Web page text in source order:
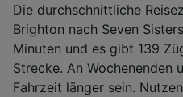
Die durchschnittliche
Brighton nach Seven
Minuten und es gibt 139
Strecke. An Wochenenden
Fahrzeit länger sein.